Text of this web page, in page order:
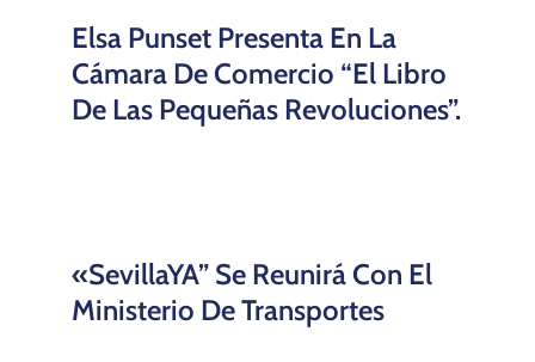
Elsa Punset Presenta En La
Cámara De Comercio “El Libro
De Las Pequeñas Revoluciones”.
«SevillaYA” Se Reunirá Con El
Ministerio De Transportes